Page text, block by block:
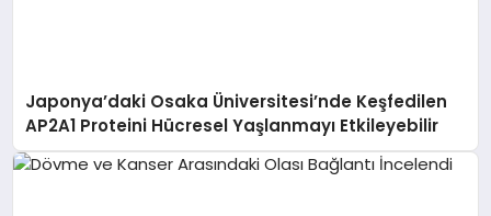
Japonya’daki Osaka Üniversitesi’nde Keşfedilen
AP2A1 Proteini Hücresel Yaşlanmayı Etkileyebilir